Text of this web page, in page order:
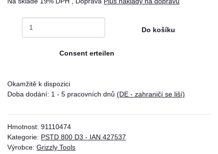
Do košíku
Consent erteilen
Okamžitě k dispozici
Doba dodání: 1 - 5 pracovních dnů (DE - zahraničí se liší)
Hmotnost: 91110474
Kategorie: PSTD 800 D3 - IAN 427537
Výrobce: Grizzly Tools